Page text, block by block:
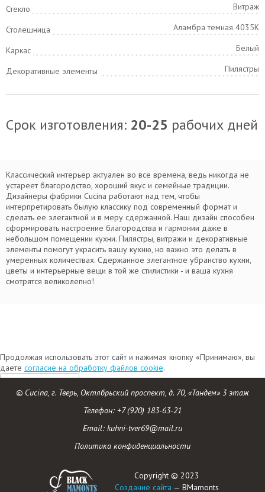
Стекло Витраж
Столешница Аламбра темная 4035К
Каркас Белый
Декоративные элементы Пилястры
Срок изготовления: 20-25 рабочих дней
Классический интерьер актуален во все времена, ведь никогда не
устареет благородство, хороший вкус и семейные традиции.
Дизайнеры фабрики Cucina работают над тем, чтобы
интерпретировать былую классику под современный формат и
сделать ее элегантной и в меру сдержанной. Наш дизайн способен
сформировать настроение благородства и гармонии даже в
небольшом помещении кухни. Пилястры, витражи и декоративные
элементы помогут украсить вашу кухню, но важно это делать в
умеренных количествах. Сдержанное элегантное убранство кухни,
цветы и интерьерные вещи в той же стилистики - и ваша кухня
смотрятся великолепно!
© Cucina, г. Тверь, Октябрьский проспект, д. 70, «Тандем» 3 этаж
Телефон: +7 (920) 183-63-21
Email: kuhni-tver69@mail.ru
Политика конфиденциальности
Copyright © 2023
Создание сайта — BMamonts
Продолжая использовать этот сайт и нажимая кнопку «Принимаю», вы
даете согласие на обработку файлов cookie.